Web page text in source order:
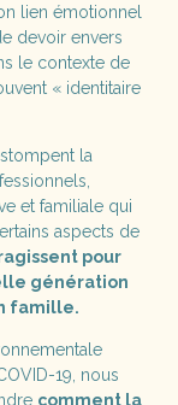
lien émotionnel
devoir envers
le contexte de
« identitaire
la
et familiale qui
aspects de
pour
génération
famille.
19, nous
comment la